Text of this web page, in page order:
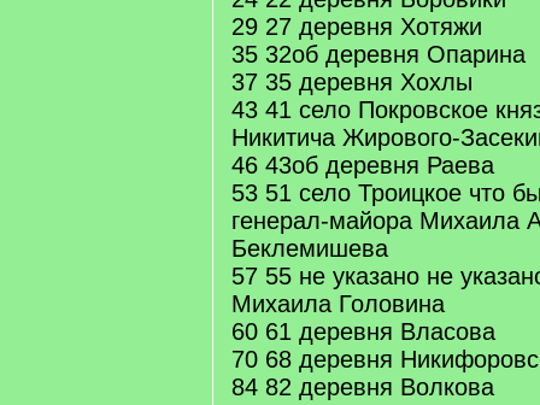
29 27 деревня Хотяжи
35 32об деревня Опарина
37 35 деревня Хохлы
43 41 село Покровское
Никитича Жирового-
46 43об деревня Раева
53 51 село Троицкое что
генерал-майора Михаила
Беклемишева
57 55 не указано не
Михаила Головина
60 61 деревня Власова
70 68 деревня
84 82 деревня Волкова